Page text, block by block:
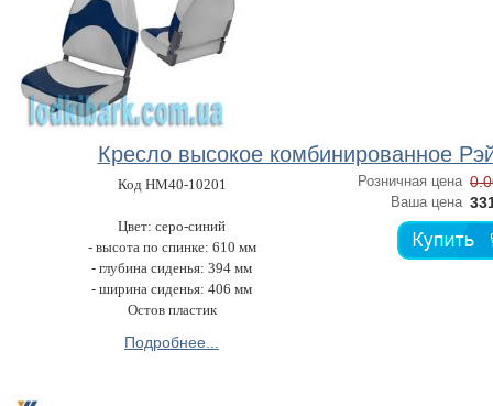
Кресло высокое комбинированное
Код HM40-10201
Цвет: серо-синий
- высота по спинке: 610 мм
- глубина сиденья: 394 мм
- ширина сиденья: 406 мм
Остов пластик
Подробнее...
Розничная цена
Ваша цена